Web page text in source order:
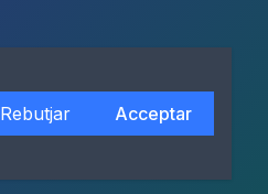
Rebutjar Acceptar